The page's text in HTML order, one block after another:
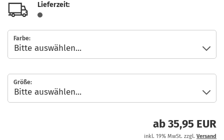
Lieferzeit:
Farbe:
Größe:
ab 35,95 EUR
inkl. 19% MwSt. zzgl. Versand